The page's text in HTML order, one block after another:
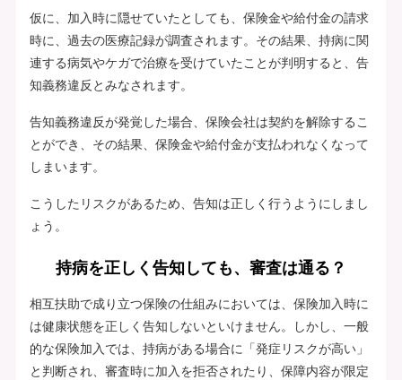
仮に、加入時に隠せていたとしても、保険金や給付金の請求
時に、過去の医療記録が調査されます。その結果、持病に関
連する病気やケガで治療を受けていたことが判明すると、告
知義務違反とみなされます。
告知義務違反が発覚した場合、保険会社は契約を解除するこ
とができ、その結果、保険金や給付金が支払われなくなって
しまいます。
こうしたリスクがあるため、告知は正しく行うようにしまし
ょう。
持病を正しく告知しても、審査は通る？
相互扶助で成り立つ保険の仕組みにおいては、保険加入時に
は健康状態を正しく告知しないといけません。しかし、一般
的な保険加入では、持病がある場合に「発症リスクが高い」
と判断され、審査時に加入を拒否されたり、保障内容が限定